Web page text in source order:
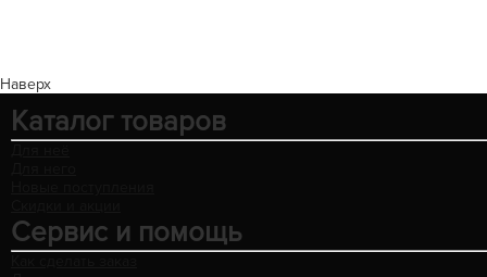
Наверх
Каталог товаров
Сервис и помощь